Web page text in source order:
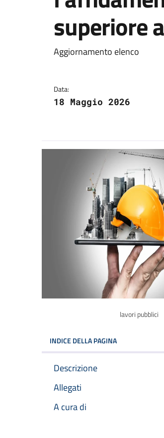
superiore
Dettagli
Aggiornamento elenco
Data:
18 Maggio 2026
lavori pubblici
INDICE DELLA PAGINA
Descrizione
Allegati
A cura di